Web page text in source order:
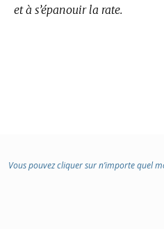
et à s’épanouir la rate.
Vous pouvez cliquer sur n’importe quel